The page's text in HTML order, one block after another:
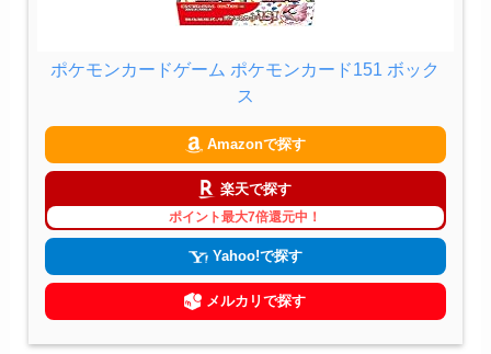
ポケモンカードゲーム ポケモンカード151 ボック
ス
Amazonで探す
楽天で探す
ポイント最大7倍還元中！
Yahoo!で探す
メルカリで探す